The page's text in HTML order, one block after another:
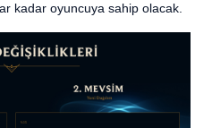
kadar oyuncuya sahip olacak.